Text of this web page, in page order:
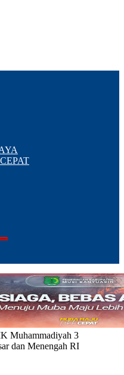
Search
Muhammadiyah 3
dan Menengah RI